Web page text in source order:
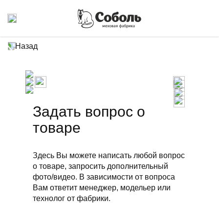
Назад
Задать вопрос о
товаре
Здесь Вы можете написать любой вопрос
о товаре, запросить дополнительный
фото/видео. В зависимости от вопроса
Вам ответит менеджер, модельер или
технолог от фабрики.